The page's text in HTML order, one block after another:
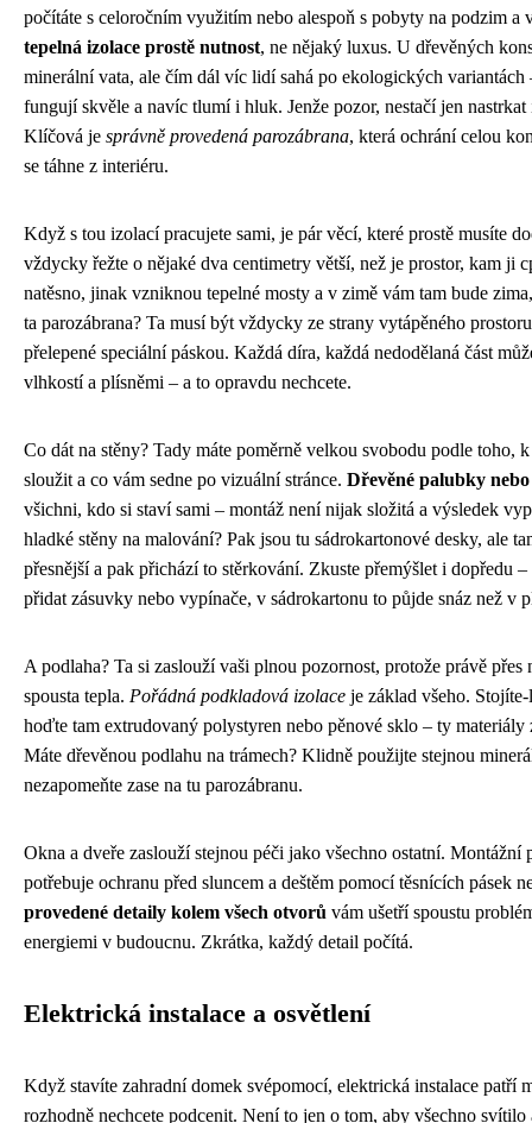
počítáte s celoročním využitím nebo alespoň s pobyty na podzim a
tepelná izolace prostě nutnost, ne nějaký luxus. U dřevěných
minerální vata, ale čím dál víc lidí sahá po ekologických
fungují skvěle a navíc tlumí i hluk. Jenže pozor, nestačí jen
Klíčová je správně provedená parozábrana, která ochrání celou
se táhne z interiéru.
Když s tou izolací pracujete sami, je pár věcí, které prostě musíte
vždycky řežte o nějaké dva centimetry větší, než je prostor, kam ji
natěsno, jinak vzniknou tepelné mosty a v zimě vám tam bude
ta parozábrana? Ta musí být vždycky ze strany vytápěného
přelepené speciální páskou. Každá díra, každá nedodělaná část
vlhkostí a plísněmi – a to opravdu nechcete.
Co dát na stěny? Tady máte poměrně velkou svobodu podle toho,
sloužit a co vám sedne po vizuální stránce. Dřevěné palubky
všichni, kdo si staví sami – montáž není nijak složitá a výsledek
hladké stěny na malování? Pak jsou tu sádrokartonové desky, ale
přesnější a pak přichází to stěrkování. Zkuste přemýšlet i dopředu
přidat zásuvky nebo vypínače, v sádrokartonu to půjde snáz než v
A podlaha? Ta si zaslouží vaši plnou pozornost, protože právě přes
spousta tepla. Pořádná podkladová izolace je základ všeho.
hoďte tam extrudovaný polystyren nebo pěnové sklo – ty
Máte dřevěnou podlahu na trámech? Klidně použijte stejnou
nezapomeňte zase na tu parozábranu.
Okna a dveře zaslouží stejnou péči jako všechno ostatní. Montážní
potřebuje ochranu před sluncem a deštěm pomocí těsnících pásek
provedené detaily kolem všech otvorů vám ušetří spoustu
energiemi v budoucnu. Zkrátka, každý detail počítá.
Elektrická instalace a osvětlení
Když stavíte zahradní domek svépomocí, elektrická instalace patří
rozhodně nechcete podcenit. Není to jen o tom, aby všechno